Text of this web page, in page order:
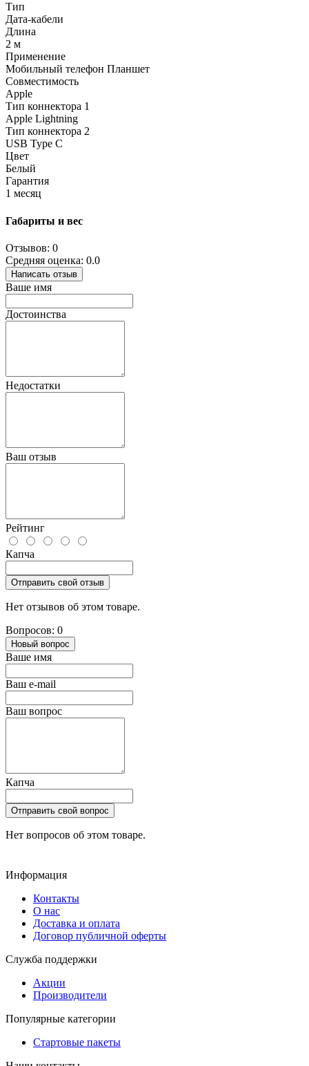
Тип
Дата-кабели
Длина
2 м
Применение
Мобильный телефон Планшет
Совместимость
Apple
Тип коннектора 1
Apple Lightning
Тип коннектора 2
USB Type C
Цвет
Белый
Гарантия
1 месяц
Габариты и вес
Отзывов: 0
Средняя оценка: 0.0
Написать отзыв
Ваше имя
Достоинства
Недостатки
Ваш отзыв
Рейтинг
Капча
Отправить свой отзыв
Нет отзывов об этом товаре.
Вопросов: 0
Новый вопрос
Ваше имя
Ваш e-mail
Ваш вопрос
Капча
Отправить свой вопрос
Нет вопросов об этом товаре.
Информация
Контакты
О нас
Доставка и оплата
Договор публичной оферты
Служба поддержки
Акции
Производители
Популярные категории
Стартовые пакеты